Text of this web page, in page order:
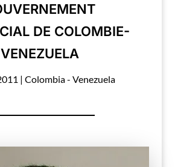
DE COLOMBIE-
VENEZUELA
|Colombia - Venezuela